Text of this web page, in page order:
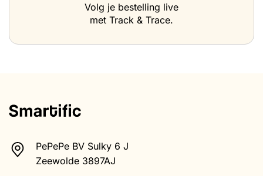
Volg je bestelling live
met Track & Trace.
PePePe BV Sulky 6 J
Zeewolde 3897AJ